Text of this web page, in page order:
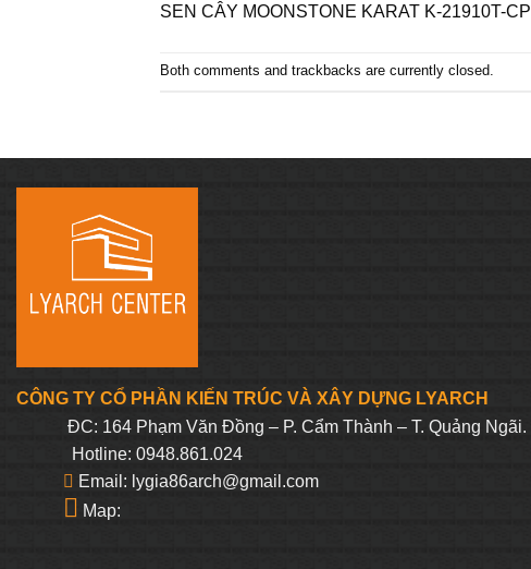
SEN CÂY MOONSTONE KARAT K-21910T-CP
Both comments and trackbacks are currently closed.
CÔNG TY CỔ PHẦN KIẾN TRÚC VÀ XÂY DỰNG LYARCH
ĐC: 164 Phạm Văn Đồng – P. Cẩm Thành – T. Quảng Ngãi.
Hotline: 0948.861.024
Email: lygia86arch@gmail.com
Map: